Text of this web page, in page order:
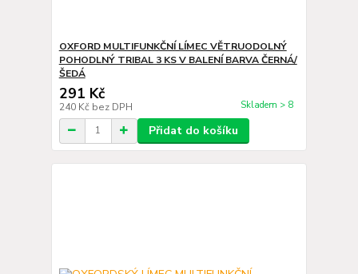
OXFORD MULTIFUNKČNÍ LÍMEC VĚTRUODOLNÝ
POHODLNÝ TRIBAL 3 KS V BALENÍ BARVA ČERNÁ/
ŠEDÁ
291 Kč
240 Kč bez DPH Skladem > 8
Přidat do košíku